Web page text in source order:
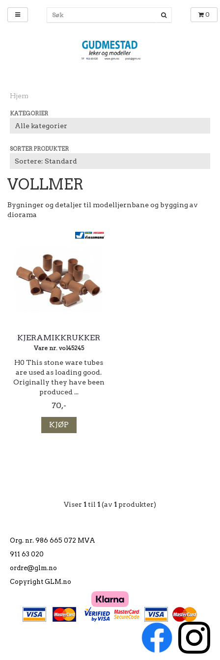
0
Hjem
KATEGORIER
SORTER PRODUKTER
VOLLMER
Bygninger og detaljer til modelljernbane og bygging av
diorama
KJERAMIKKRUKKER
Vare nr. vol45245
H0 This stone ware tubes
are used as loading good.
Originally they have been
produced ...
70,-
KJØP
Viser 1til 1(av 1 produkter)
Org. nr. 986 665 072 MVA
911 63 020
ordre@glm.no
Copyright GLM.no